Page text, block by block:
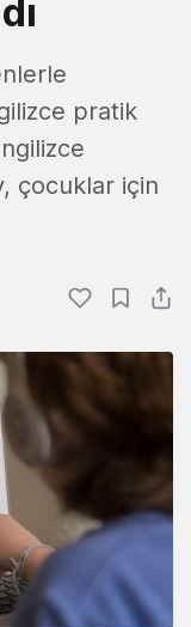
pratik
çocuklar için